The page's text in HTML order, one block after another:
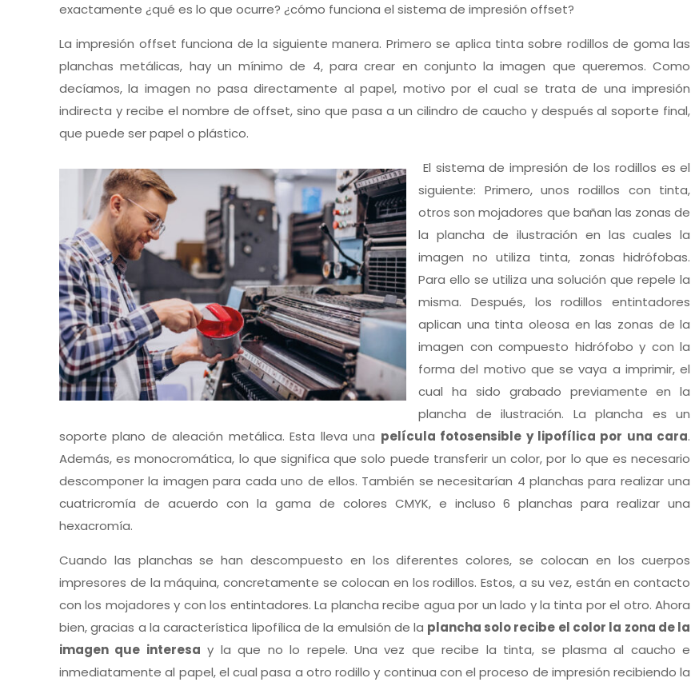
exactamente ¿qué es lo que ocurre? ¿cómo funciona el sistema de impresión offset?
La impresión offset funciona de la siguiente manera. Primero se aplica tinta sobre rodillos de goma las
planchas metálicas, hay un mínimo de 4, para crear en conjunto la imagen que queremos. Como
decíamos, la imagen no pasa directamente al papel, motivo por el cual se trata de una impresión
indirecta y recibe el nombre de offset, sino que pasa a un cilindro de caucho y después al soporte final,
que puede ser papel o plástico.
El sistema de impresión de los rodillos es el
siguiente: Primero, unos rodillos con tinta,
otros son mojadores que bañan las zonas de
la plancha de ilustración en las cuales la
imagen no utiliza tinta, zonas hidrófobas.
Para ello se utiliza una solución que repele la
misma. Después, los rodillos entintadores
aplican una tinta oleosa en las zonas de la
imagen con compuesto hidrófobo y con la
forma del motivo que se vaya a imprimir, el
cual ha sido grabado previamente en la
plancha de ilustración. La plancha es un
soporte plano de aleación metálica. Esta lleva una película fotosensible y lipofílica por una cara.
Además, es monocromática, lo que significa que solo puede transferir un color, por lo que es necesario
descomponer la imagen para cada uno de ellos. También se necesitarían 4 planchas para realizar una
cuatricromía de acuerdo con la gama de colores CMYK, e incluso 6 planchas para realizar una
hexacromía.
Cuando las planchas se han descompuesto en los diferentes colores, se colocan en los cuerpos
impresores de la máquina, concretamente se colocan en los rodillos. Estos, a su vez, están en contacto
con los mojadores y con los entintadores. La plancha recibe agua por un lado y la tinta por el otro. Ahora
bien, gracias a la característica lipofílica de la emulsión de la plancha solo recibe el color la zona de la
imagen que interesa y la que no lo repele. Una vez que recibe la tinta, se plasma al caucho e
inmediatamente al papel, el cual pasa a otro rodillo y continua con el proceso de impresión recibiendo la